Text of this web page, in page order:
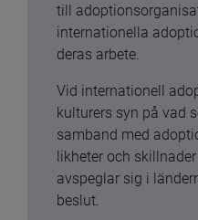
till
internationella
deras arbete.
Vid internationell
kulturers syn på vad
samband med
likheter och
avspeglar sig i
beslut.